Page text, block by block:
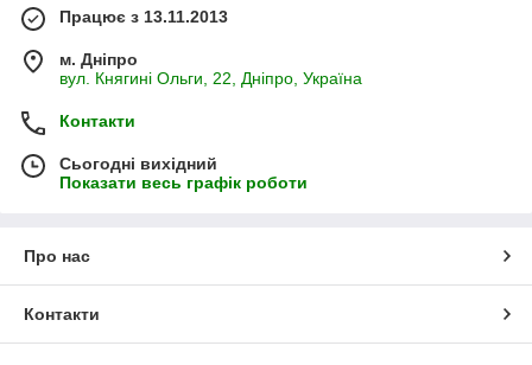
Працює з 13.11.2013
м. Дніпро
вул. Княгині Ольги, 22, Дніпро, Україна
Контакти
Сьогодні вихідний
Показати весь графік роботи
Про нас
Контакти